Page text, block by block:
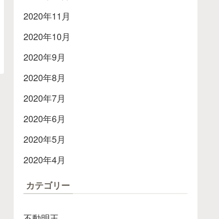
2020年11月
2020年10月
2020年9月
2020年8月
2020年7月
2020年6月
2020年5月
2020年4月
カテゴリー